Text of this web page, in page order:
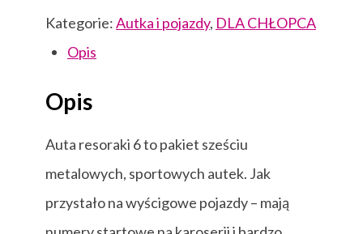
Kategorie:Autka i pojazdy, DLA CHŁOPCA
Opis
Opis
Auta resoraki 6 to pakiet sześciu
metalowych, sportowych autek. Jak
przystało na wyścigowe pojazdy – mają